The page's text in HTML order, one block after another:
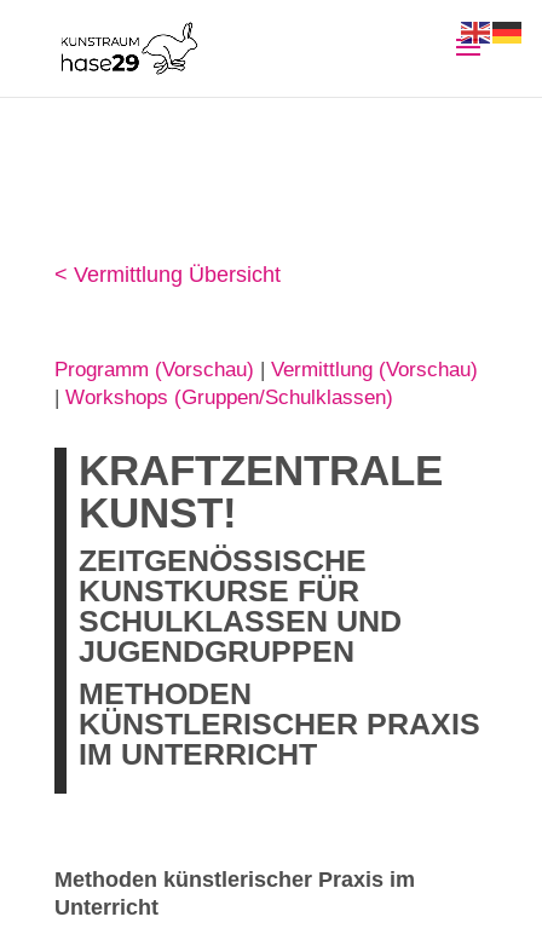
< Vermittlung Übersicht
Programm (Vorschau) | Vermittlung (Vorschau)
| Workshops (Gruppen/Schulklassen)
KRAFTZENTRALE
KUNST!
ZEITGENÖSSISCHE
KUNSTKURSE FÜR
SCHULKLASSEN UND
JUGENDGRUPPEN
METHODEN
KÜNSTLERISCHER PRAXIS
IM UNTERRICHT
Methoden künstlerischer Praxis im
Unterricht